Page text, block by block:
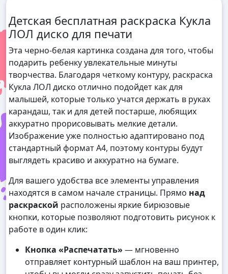
Детская бесплатная раскраска Кукла
ЛОЛ диско для печати
Эта черно-белая картинка создана для того, чтобы
подарить ребенку увлекательные минуты
творчества. Благодаря четкому контуру, раскраска
Кукла ЛОЛ диско отлично подойдет как для
малышей, которые только учатся держать в руках
карандаш, так и для детей постарше, любящих
аккуратно прорисовывать мелкие детали.
Изображение уже полностью адаптировано под
стандартный формат А4, поэтому контуры будут
выглядеть красиво и аккуратно на бумаге.
Для вашего удобства все элементы управления
находятся в самом начале страницы. Прямо над
раскраской расположены яркие бирюзовые
кнопки, которые позволяют подготовить рисунок к
работе в один клик:
Кнопка «Распечатать» — мгновенно
отправляет контурный шаблон на ваш принтер,